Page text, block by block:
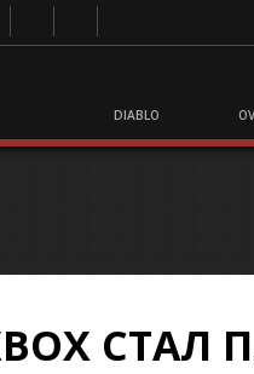
DIABLO